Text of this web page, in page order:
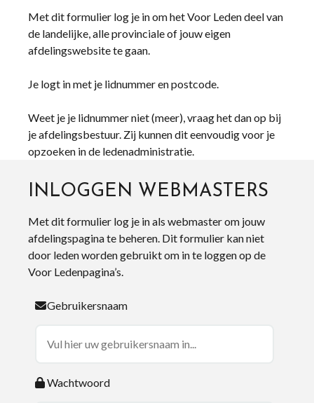
Met dit formulier log je in om het Voor Leden deel van
de landelijke, alle provinciale of jouw eigen
afdelingswebsite te gaan.
Je logt in met je lidnummer en postcode.
Weet je je lidnummer niet (meer), vraag het dan op bij
je afdelingsbestuur. Zij kunnen dit eenvoudig voor je
opzoeken in de ledenadministratie.
INLOGGEN WEBMASTERS
Met dit formulier log je in als webmaster om jouw
afdelingspagina te beheren. Dit formulier kan niet
door leden worden gebruikt om in te loggen op de
Voor Ledenpagina’s.
Gebruikersnaam
Wachtwoord